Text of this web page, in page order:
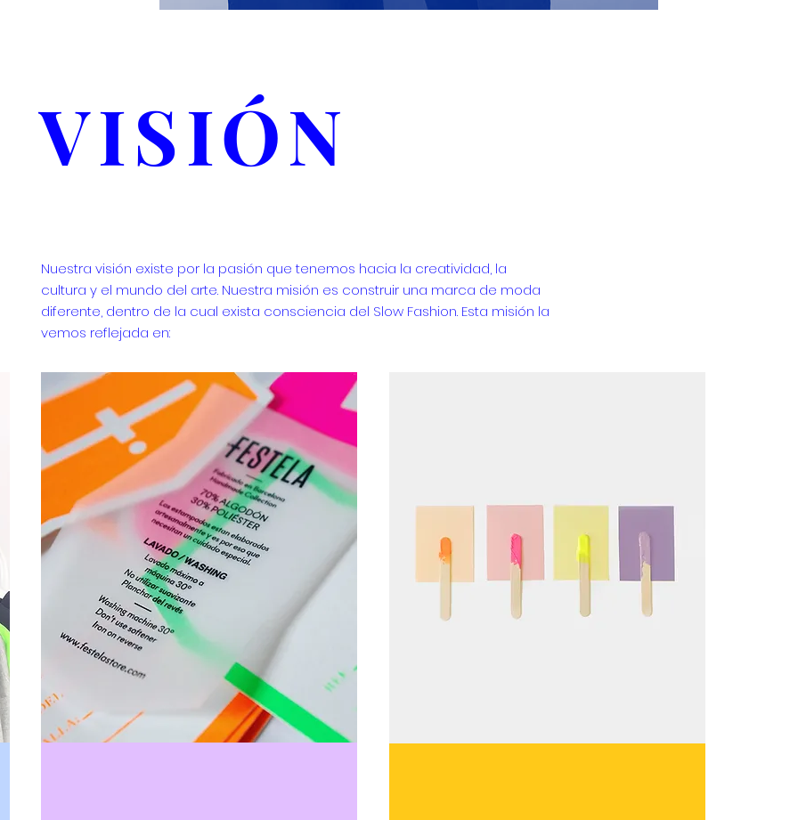
VISIÓN
Nuestra visión existe por la pasión que tenemos hacia la creatividad, la
cultura y el mundo del arte. Nuestra misión es construir una marca de moda
diferente, dentro de la cual exista consciencia del Slow Fashion. Esta misión la
vemos reflejada en: